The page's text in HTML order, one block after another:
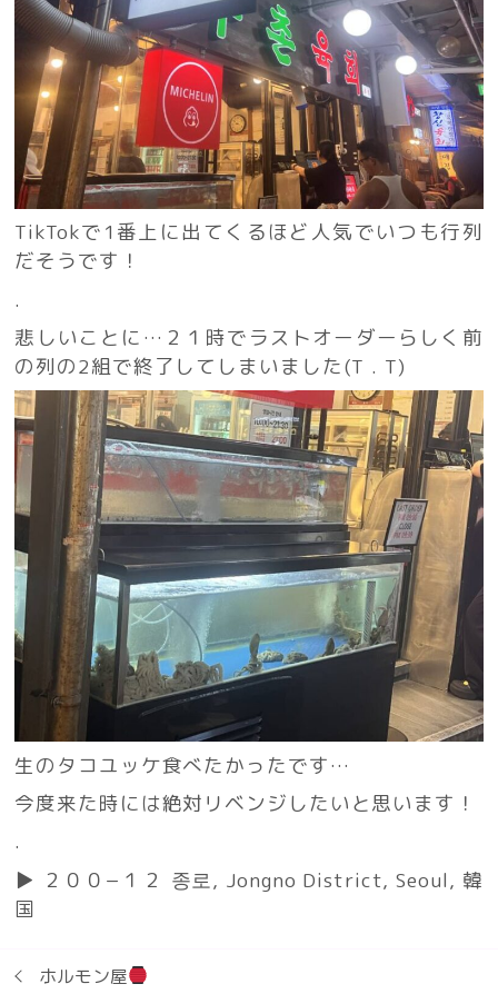
TikTokで1番上に出てくるほど人気でいつも行列
だそうです！
.
悲しいことに…２１時でラストオーダーらしく前
の列の2組で終了してしまいました(T . T)
生のタコユッケ食べたかったです…
今度来た時には絶対リベンジしたいと思います！
.
▶︎ ２００−１２ 종로, Jongno District, Seoul, 韓
国
ホルモン屋